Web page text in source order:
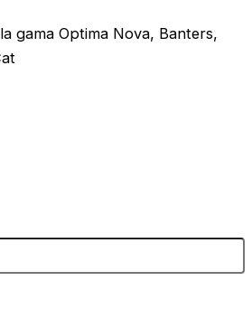
gama Optima Nova, Banters,